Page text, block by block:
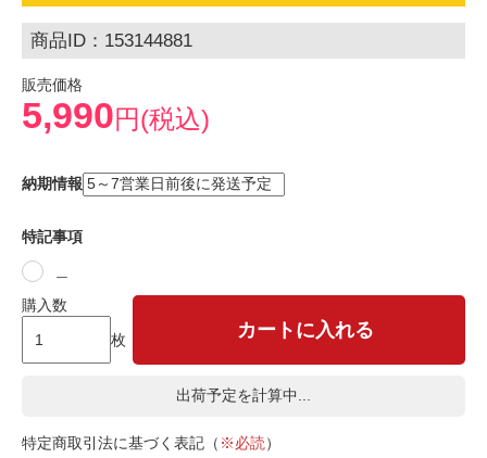
商品ID：153144881
販売価格
5,990円(税込)
納期情報
特記事項
購入数
枚
カートに入れる
出荷予定を計算中...
特定商取引法に基づく表記（ ※必読）